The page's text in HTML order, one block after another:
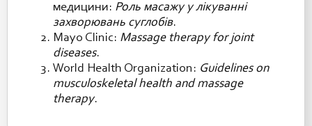
медицини: Роль масажу у лікуванні
захворювань суглобів.
Mayo Clinic: Massage therapy for joint
diseases.
World Health Organization: Guidelines on
musculoskeletal health and massage
therapy.